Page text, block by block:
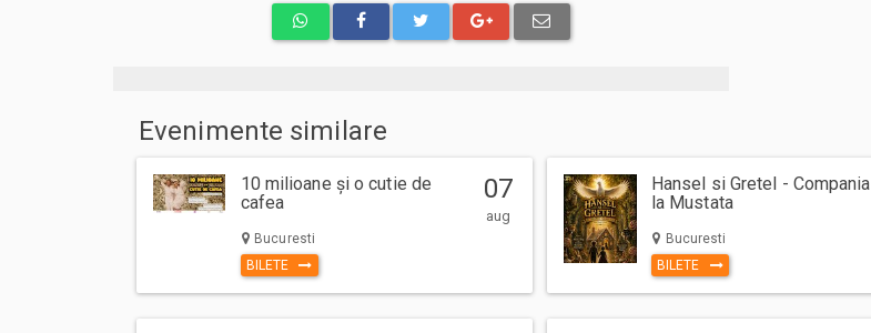
Evenimente similare
10 milioane și o cutie de
cafea
Bucuresti
BILETE
07
aug
Hansel si Gretel - Compania
la Mustata
Bucuresti
BILETE